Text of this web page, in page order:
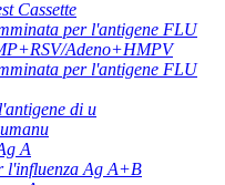
Cassette
per l'antigene FLU
Adeno+HMPV
per l'antigene FLU
di u
A
l'influenza Ag A+B